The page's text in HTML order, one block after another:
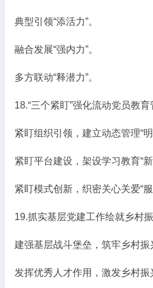
典型引领“添活力”。
融合发展“强内力”。
多方联动“释潜力”。
18.“三个紧盯”强化流动党员教育
紧盯组织引领，建立动态管理“明
紧盯平台建设，架设学习教育“新
紧盯模式创新，织密关心关爱“服
19.抓实基层党建工作绘就乡村
建强基层战斗堡垒，筑牢乡村振
发挥优秀人才作用，激发乡村振